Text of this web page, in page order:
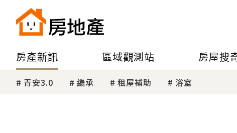
房產新訊 區域觀測站 房屋搜
青安3.0 繼承 租屋補助 浴室